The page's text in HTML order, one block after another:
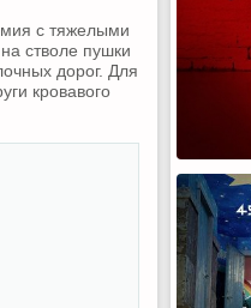
с тяжелыми
стволе пушки
дорог. Для
кровавого